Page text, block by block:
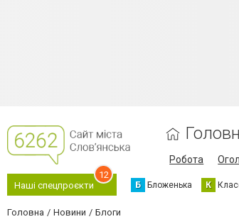
Робота
Наші спецпроєкти
12
Б Бложенька К
Головна Новини Блоги